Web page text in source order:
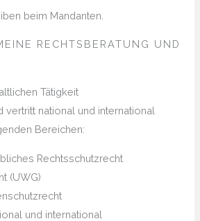
beim Mandanten.
RECHTSBERATUNG UND
Tätigkeit
vertritt national und international
Bereichen:
Rechtsschutzrecht
(UWG)
und international